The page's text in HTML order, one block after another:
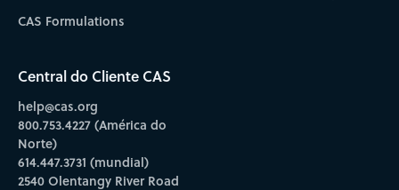
CAS Formulations
Central do Cliente CAS
help@cas.org
800.753.4227 (América do
Norte)
614.447.3731 (mundial)
2540 Olentangy River Road